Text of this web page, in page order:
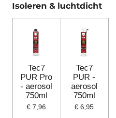
Isoleren & luchtdicht
Tec7
PUR Pro
- aerosol
750ml
€ 7,96
Tec7
PUR -
aerosol
750ml
€ 6,95